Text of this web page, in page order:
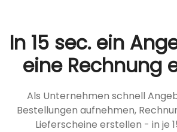
In 15 sec. ein
eine Rechnung
Als Unternehmen schnell
Bestellungen aufnehmen,
Lieferscheine erstellen - in je